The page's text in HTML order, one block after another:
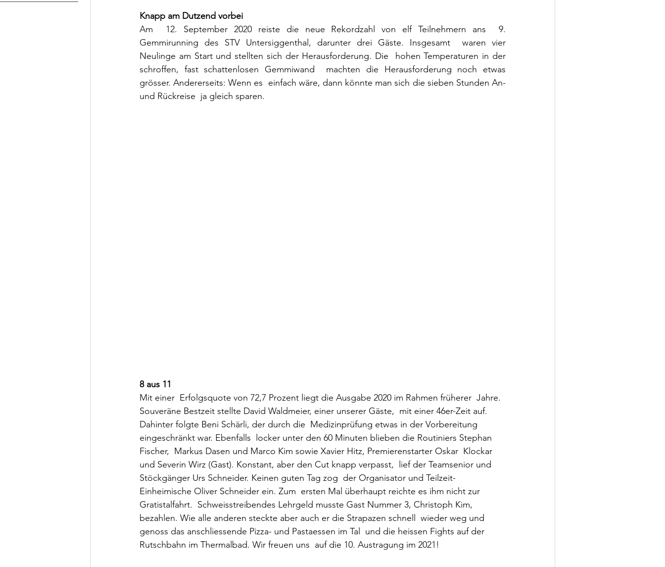
Knapp am Dutzend vorbei
Am  12. September 2020 reiste die neue Rekordzahl von elf Teilnehmern ans  9.
Gemmirunning des STV Untersiggenthal, darunter drei Gäste. Insgesamt  waren vier
Neulinge am Start und stellten sich der Herausforderung. Die  hohen Temperaturen in der
schroffen, fast schattenlosen Gemmiwand  machten die Herausforderung noch etwas
grösser. Andererseits: Wenn es  einfach wäre, dann könnte man sich die sieben Stunden An-
und Rückreise  ja gleich sparen.
8 aus 11
Mit einer  Erfolgsquote von 72,7 Prozent liegt die Ausgabe 2020 im Rahmen früherer  Jahre.
Souveräne Bestzeit stellte David Waldmeier, einer unserer Gäste,  mit einer 46er-Zeit auf.
Dahinter folgte Beni Schärli, der durch die  Medizinprüfung etwas in der Vorbereitung
eingeschränkt war. Ebenfalls  locker unter den 60 Minuten blieben die Routiniers Stephan
Fischer,  Markus Dasen und Marco Kim sowie Xavier Hitz, Premierenstarter Oskar  Klockar
und Severin Wirz (Gast). Konstant, aber den Cut knapp verpasst,  lief der Teamsenior und
Stöckgänger Urs Schneider. Keinen guten Tag zog  der Organisator und Teilzeit-
Einheimische Oliver Schneider ein. Zum  ersten Mal überhaupt reichte es ihm nicht zur
Gratistalfahrt.  Schweisstreibendes Lehrgeld musste Gast Nummer 3, Christoph Kim,
bezahlen. Wie alle anderen steckte aber auch er die Strapazen schnell  wieder weg und
genoss das anschliessende Pizza- und Pastaessen im Tal  und die heissen Fights auf der
Rutschbahn im Thermalbad. Wir freuen uns  auf die 10. Austragung im 2021!